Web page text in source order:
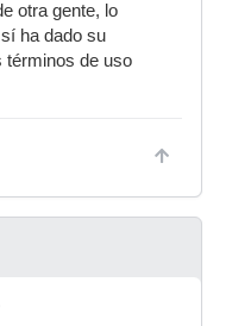
otra gente, lo
ha dado su
términos de uso